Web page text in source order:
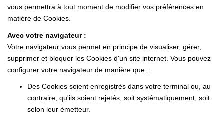
vous permettra à tout moment de modifier vos préférences en
matière de Cookies.
Avec votre navigateur :
Votre navigateur vous permet en principe de visualiser, gérer,
supprimer et bloquer les Cookies d'un site internet. Vous pouvez
configurer votre navigateur de manière que :
Des Cookies soient enregistrés dans votre terminal ou, au
contraire, qu'ils soient rejetés, soit systématiquement, soit
selon leur émetteur.